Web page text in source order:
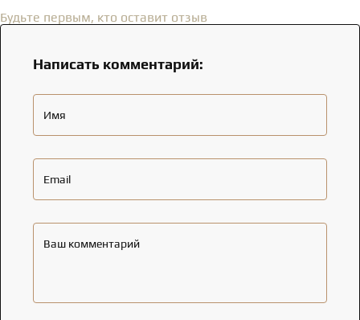
Будьте первым, кто оставит отзыв
Написать комментарий:
Имя
Email
Ваш комментарий